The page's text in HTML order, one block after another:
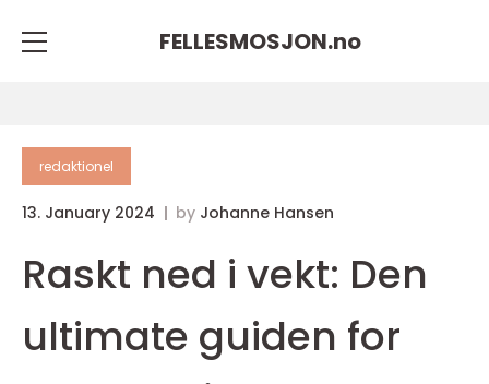
FELLESMOSJON.no
redaktionel
13. January 2024 by Johanne Hansen
Raskt ned i vekt: Den
ultimate guiden for